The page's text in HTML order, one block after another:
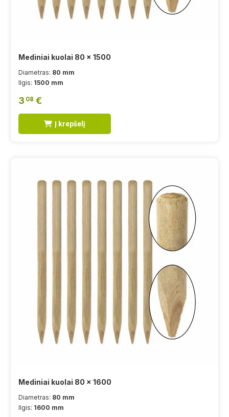
Mediniai kuolai 80 x 1500
Diametras: 80 mm
Ilgis: 1500 mm
3 08 €
Į krepšelį
Mediniai kuolai 80 x 1600
Diametras: 80 mm
Ilgis: 1600 mm